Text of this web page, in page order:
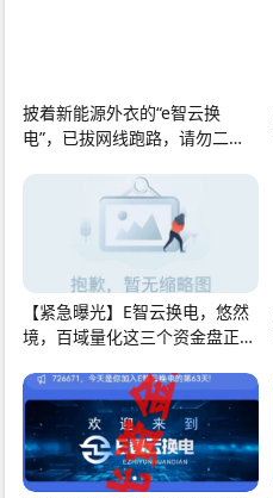
披着新能源外衣的“e智云换
电”，已拔网线跑路，请勿二次
【紧急曝光】E智云换电，悠然
境，百域量化这三个资金盘正在